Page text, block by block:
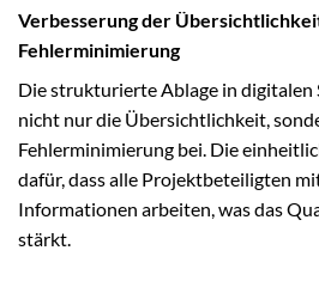
Verbesserung der
Fehlerminimierung
Die strukturierte Ablage in digitalen
nicht nur die Übersichtlichkeit,
Fehlerminimierung bei. Die
dafür, dass alle Projektbeteiligten
Informationen arbeiten, was das
stärkt.